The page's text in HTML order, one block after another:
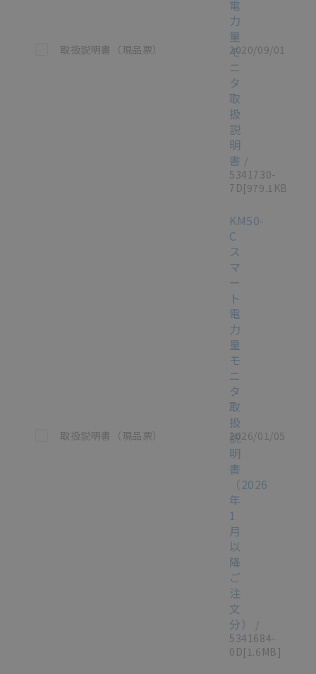
この資料を選択
取扱説明書（現品票）
電
力
量
モ
ニ
タ
取
扱
説
明
書 /
5341730-
7D[979.1KB]
2020/09/01
この資料を選択
取扱説明書（現品票）
KM50-
C
ス
マ
ー
ト
電
力
量
モ
ニ
タ
取
扱
説
明
書
（2026
年
1
月
以
降
ご
注
文
分）
/
5341684-
0D[1.6MB]
2026/01/05